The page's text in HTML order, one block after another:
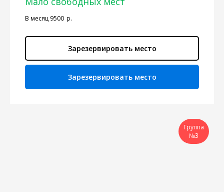
В месяц 9500 р.
Зарезервировать место
Зарезервировать место
Группа
№3